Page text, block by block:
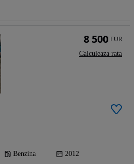
Benzina 2012
8 500 EUR
Calculeaza rata